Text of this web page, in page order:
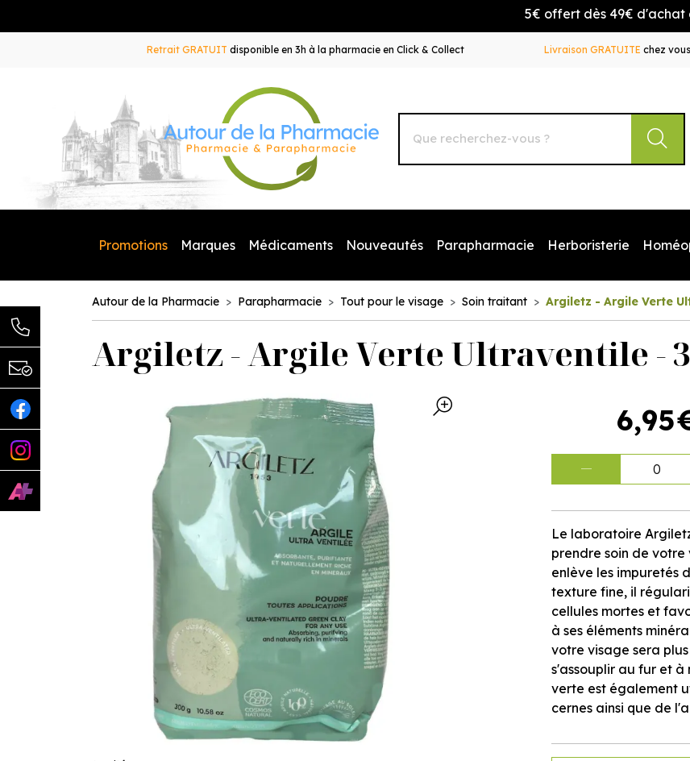
5€ offert dès 49€ d'achat avec le
Retrait GRATUIT disponible en 3h à la pharmacie en Click & Collect Livraison GRATUITE chez
Autour de la Pharmacie Votre pharmacie en ligne
Promotions Marques Médicaments Nouveautés Parapharmacie Herboristerie
Autour de la Pharmacie Parapharmacie Tout pour le visage Soin traitant Argiletz - Argile Verte
Argiletz - Argile Verte Ultraventile -
6,95
0
Le laboratoire
prendre soin de
enlève les impuretés
texture fine, il
cellules mortes et
à ses éléments
votre visage sera
s'assouplir au fur et à
verte est également
cernes ainsi que de